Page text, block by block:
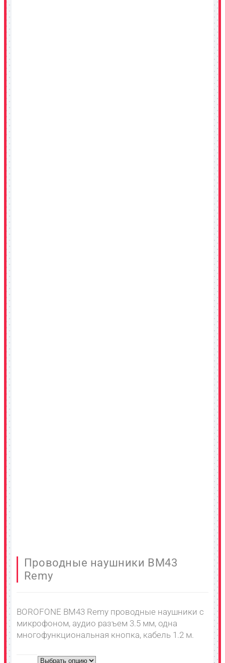
Проводные наушники BM43
Remy
BOROFONE BM43 Remy проводные наушники с
микрофоном, аудио разъем 3.5 мм, одна
многофункциональная кнопка, кабель 1.2 м.